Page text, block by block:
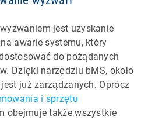
jest uzyskanie
awarie systemu, który
do pożądanych
Dzięki narzędziu bMS, około
już zarządzanych. Oprócz
i sprzętu
obejmuje także wszystkie